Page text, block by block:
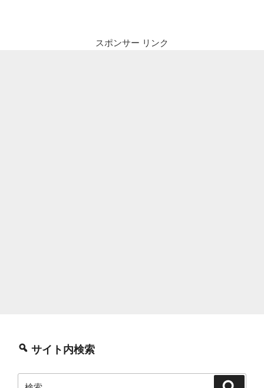
スポンサー リンク
サイト内検索